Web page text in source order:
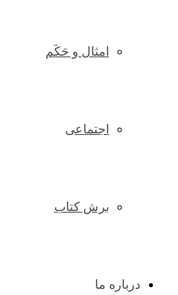
امثال و حَکَم
اجتماعی
برش کتاب
درباره ما